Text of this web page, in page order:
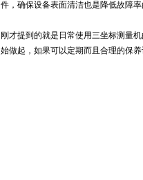
件，确保设备表面清洁也是降低故障率
刚才提到的就是日常使用三坐标测量机
始做起，如果可以定期而且合理的保